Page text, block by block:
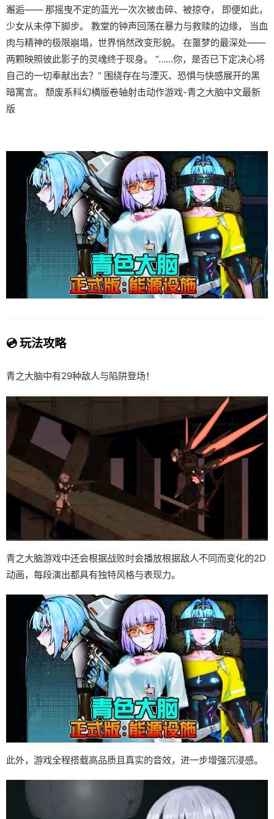
邂逅—— 那摇曳不定的蓝光一次次被击碎、被掠夺， 即便如此，
少女从未停下脚步。 教堂的钟声回荡在暴力与救赎的边缘， 当血
肉与精神的极限崩塌，世界悄然改变形貌。 在噩梦的最深处——
两颗映照彼此影子的灵魂终于现身。 “……你，是否已下定决心将
自己的一切奉献出去？” 围绕存在与湮灭、恐惧与快感展开的黑
暗寓言。 颓废系科幻横版卷轴射击动作游戏-青之大脑中文最新
版
💿 玩法攻略
青之大脑中有29种敌人与陷阱登场！
青之大脑游戏中还会根据战败时会播放根据敌人不同而变化的2D
动画，每段演出都具有独特风格与表现力。
此外，游戏全程搭载高品质且真实的音效，进一步增强沉浸感。